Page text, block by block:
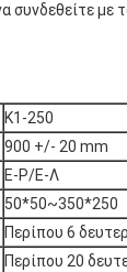
συνδεθείτε
K1-250
900 +/- 20 mm
Ε-Ρ/Ε-Λ
50*50~350*250
Περίπου 6
Περίπου 20